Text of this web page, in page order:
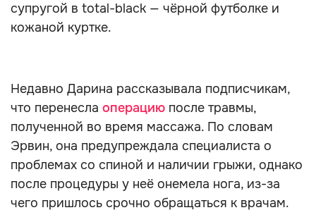
супругой в total-black — чёрной футболке и
кожаной куртке.
Недавно Дарина рассказывала подписчикам,
что перенесла операцию после травмы,
полученной во время массажа. По словам
Эрвин, она предупреждала специалиста о
проблемах со спиной и наличии грыжи, однако
после процедуры у неё онемела нога, из-за
чего пришлось срочно обращаться к врачам.